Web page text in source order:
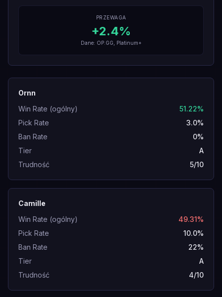
PRZEWAGA
+2.4%
Dane: OP.GG, Platinum+
Ornn
Win Rate (ogólny)
51.22%
Pick Rate
3.0%
Ban Rate
0%
Tier
A
Trudność
5/10
Camille
Win Rate (ogólny)
49.31%
Pick Rate
10.0%
Ban Rate
22%
Tier
A
Trudność
4/10